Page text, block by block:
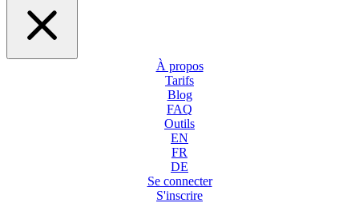
À propos
Tarifs
Blog
FAQ
Outils
EN
FR
DE
Se connecter
S'inscrire